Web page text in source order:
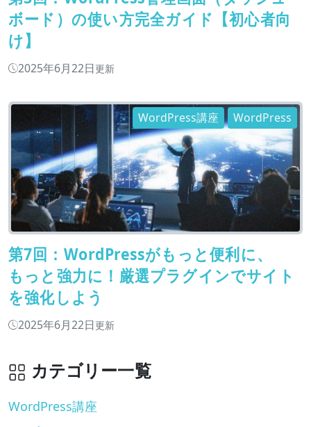
ボード）の使い方完全ガイド【初心者向
け】
2025年6月22日更新
第7回：WordPressがもっと便利に、
もっと強力に！厳選プラグインでサイト
を強化しよう
WordPress講座 WordPress
2025年6月22日更新
カテゴリー一覧
WordPress講座